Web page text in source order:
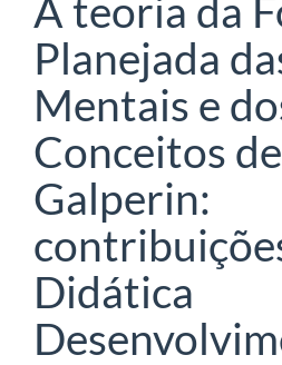
A teoria da
Planejada
Mentais e
Conceitos de
Galperin:
Didática